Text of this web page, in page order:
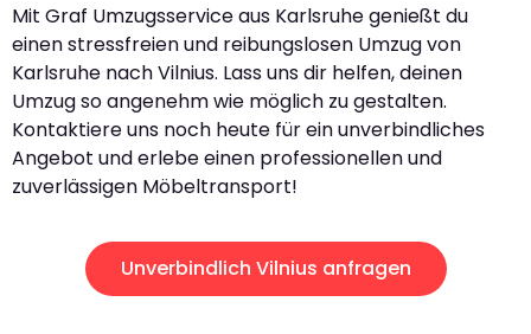
Mit Graf Umzugsservice aus Karlsruhe genießt du
einen stressfreien und reibungslosen Umzug von
Karlsruhe nach Vilnius. Lass uns dir helfen, deinen
Umzug so angenehm wie möglich zu gestalten.
Kontaktiere uns noch heute für ein unverbindliches
Angebot und erlebe einen professionellen und
zuverlässigen Möbeltransport!
Unverbindlich Vilnius anfragen